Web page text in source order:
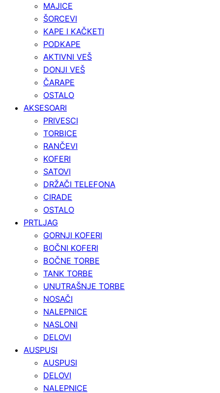
MAJICE
ŠORCEVI
KAPE I KAČKETI
PODKAPE
AKTIVNI VEŠ
DONJI VEŠ
ČARAPE
OSTALO
AKSESOARI
PRIVESCI
TORBICE
RANČEVI
KOFERI
SATOVI
DRŽAČI TELEFONA
CIRADE
OSTALO
PRTLJAG
GORNJI KOFERI
BOČNI KOFERI
BOČNE TORBE
TANK TORBE
UNUTRAŠNJE TORBE
NOSAČI
NALEPNICE
NASLONI
DELOVI
AUSPUSI
AUSPUSI
DELOVI
NALEPNICE